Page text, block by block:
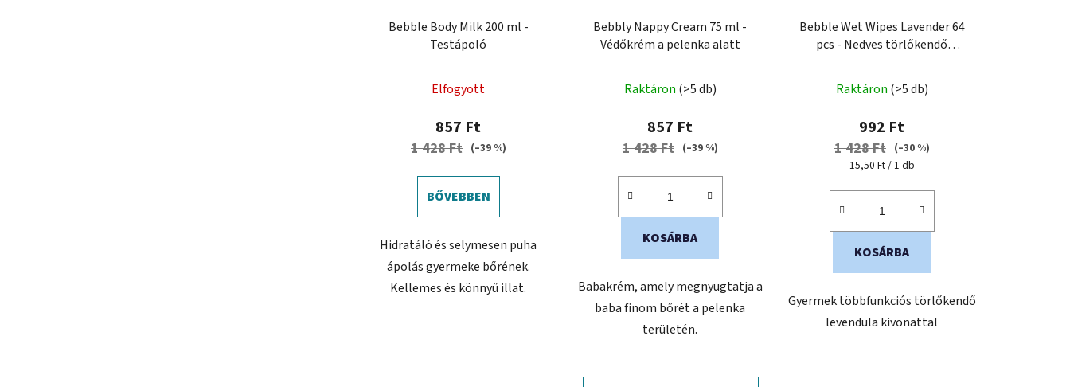
Bebble Body Milk 200 ml -
Testápoló
Elfogyott
857 Ft
1 428 Ft (–39 %)
BŐVEBBEN
Hidratáló és selymesen puha
ápolás gyermeke bőrének.
Kellemes és könnyű illat.
Bebbly Nappy Cream 75 ml -
Védőkrém a pelenka alatt
Raktáron (>5 db)
857 Ft
1 428 Ft (–39 %)
KOSÁRBA
Babakrém, amely megnyugtatja a
baba finom bőrét a pelenka
területén.
Bebble Wet Wipes Lavender 64
pcs - Nedves törlőkendő
Raktáron (>5 db)
992 Ft
1 428 Ft (–30 %)
Egységár:
15,50 Ft / 1 db
KOSÁRBA
Gyermek többfunkciós törlőkendő
levendula kivonattal